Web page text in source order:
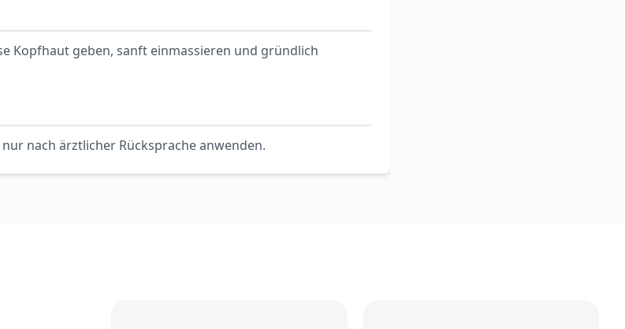
Kopfhaut geben, sanft einmassieren und gründlich
nach ärztlicher Rücksprache anwenden.